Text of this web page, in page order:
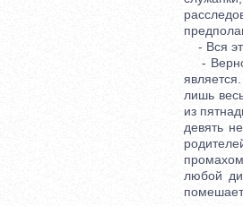
- Вся
- Верно
лишь
из
девять
любой